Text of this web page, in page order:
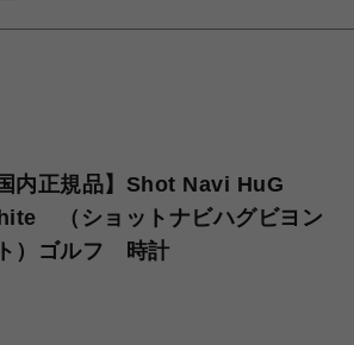
内正規品】Shot Navi HuG
（ショットナビハグビヨン
）ゴルフ 時計